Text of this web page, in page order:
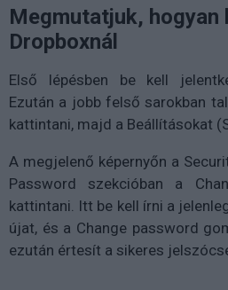
Megmutatjuk, hogyan
Dropboxnál
Első lépésben be kell
Ezután a jobb felső sarokban
kattintani, majd a Beállításokat
A megjelenő képernyőn a
Password szekcióban a
kattintani. Itt be kell írni a
újat, és a Change password
ezután értesít a sikeres